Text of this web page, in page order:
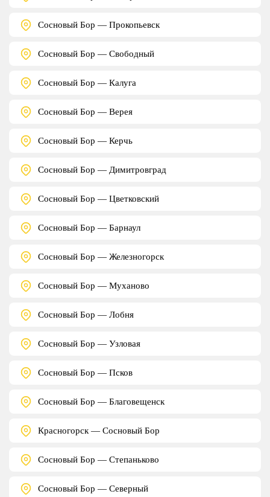
Сосновый Бор — Прокопьевск
Сосновый Бор — Свободный
Сосновый Бор — Калуга
Сосновый Бор — Верея
Сосновый Бор — Керчь
Сосновый Бор — Димитровград
Сосновый Бор — Цветковский
Сосновый Бор — Барнаул
Сосновый Бор — Железногорск
Сосновый Бор — Муханово
Сосновый Бор — Лобня
Сосновый Бор — Узловая
Сосновый Бор — Псков
Сосновый Бор — Благовещенск
Красногорск — Сосновый Бор
Сосновый Бор — Степаньково
Сосновый Бор — Северный